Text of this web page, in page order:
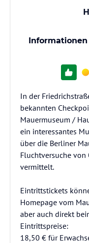
In der
bekannten
Mauermuseum /
ein interessantes
über die Berliner
Fluchtversuche von
vermittelt.
Eintrittstickets
Homepage vom
aber auch direkt
Eintrittspreise:
18,50 € für